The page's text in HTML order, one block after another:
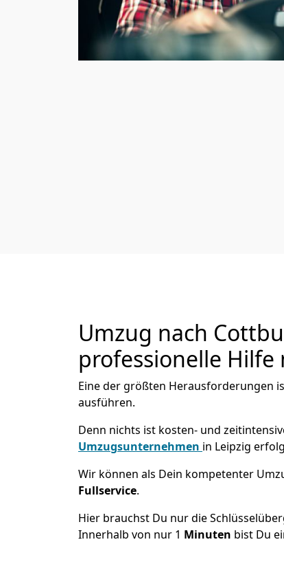
Umzug nach
professionelle Hilfe
Eine der größten Herausforderungen
ausführen.
Denn nichts ist kosten- und
Umzugsunternehmen in Leipzig
Wir können als Dein kompetenter
Fullservice.
Hier brauchst Du nur die
Innerhalb von nur 1 Minuten bist Du